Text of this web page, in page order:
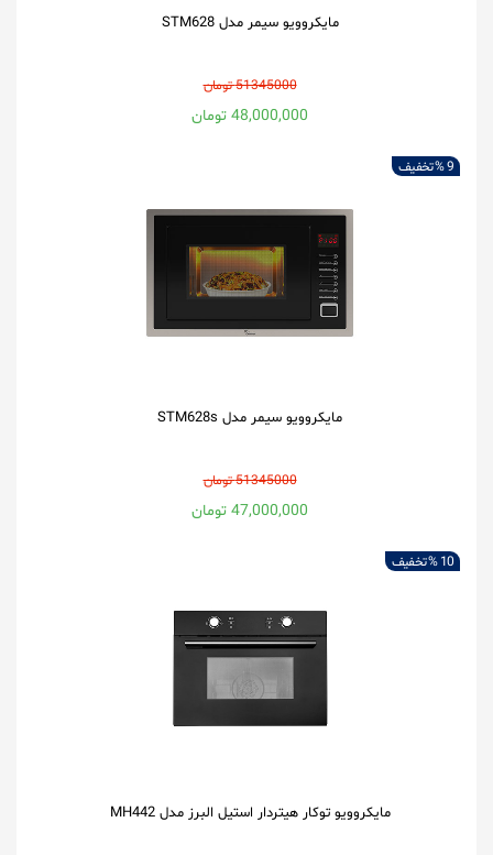
مایکروویو سیمر مدل STM628
51345000 تومان
48,000,000 تومان
9 % تخفیف
مایکروویو سیمر مدل STM628s
51345000 تومان
47,000,000 تومان
10 % تخفیف
مایکروویو توکار هیتردار استیل البرز مدل MH442